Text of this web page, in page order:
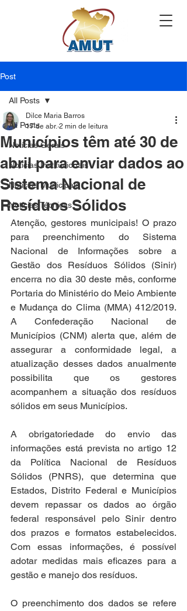
Post
All Posts
Notícias Gerais
Notícias Institucionais
Notícias Municipais
Notícias Técnicas
All Posts
Municípios têm até 30 de
abril para enviar dados ao
Sistema Nacional de
Resíduos Sólidos
Dilce Maria Barros
17 de abr. 2 min de leitura
Atenção, gestores municipais! O prazo
para preenchimento do Sistema
Nacional de Informações sobre a
Gestão dos Resíduos Sólidos (Sinir)
encerra no dia 30 deste mês, conforme
Portaria do Ministério do Meio Ambiente
e Mudança do Clima (MMA) 412/2019.
A Confederação Nacional de
Municípios (CNM) alerta que, além de
assegurar a conformidade legal, a
atualização desses dados anualmente
possibilita que os gestores
acompanhem a situação dos resíduos
sólidos em seus Municípios.
A obrigatoriedade do envio das
informações está prevista no artigo 12
da Política Nacional de Resíduos
Sólidos (PNRS), que determina que
Estados, Distrito Federal e Municípios
devem repassar os dados ao órgão
federal responsável pelo Sinir dentro
dos prazos e formatos estabelecidos.
Com essas informações, é possível
adotar medidas mais eficazes para a
gestão e manejo dos resíduos.
O preenchimento dos dados se refere